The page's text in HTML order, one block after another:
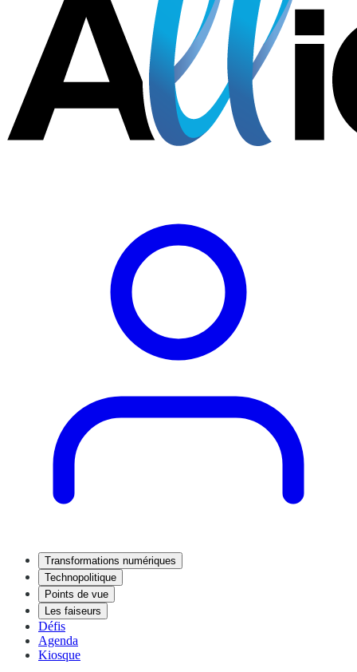
Transformations numériques
Technopolitique
Points de vue
Les faiseurs
Défis
Agenda
Kiosque